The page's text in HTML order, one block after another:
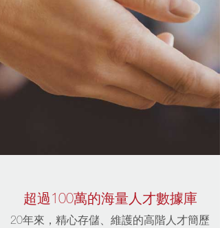
超過100萬的海量人才數據庫
20年來，精心存儲、維護的高階人才簡歷